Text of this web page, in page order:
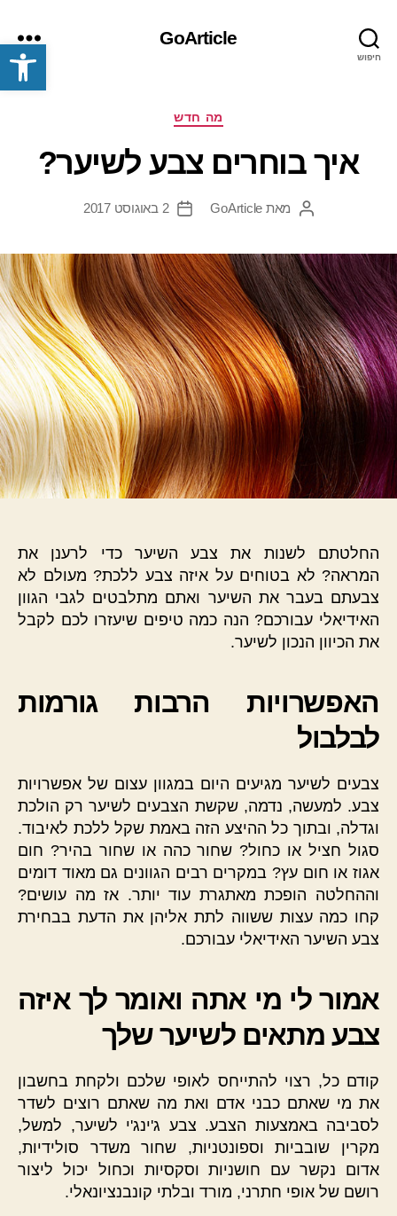
פתח סרגל נגישות חיפוש
GoArticle
תפריט
קטגוריותמה חדש
איך בוחרים צבע לשיער?
המחבר
מאת GoArticle
תאריך
2 באוגוסט 2017
החלטתם לשנות את צבע השיער כדי לרענן את
המראה? לא בטוחים על איזה צבע ללכת? מעולם לא
צבעתם בעבר את השיער ואתם מתלבטים לגבי הגוון
האידיאלי עבורכם? הנה כמה טיפים שיעזרו לכם לקבל
את הכיוון הנכון לשיער.
האפשרויות הרבות גורמות
לבלבול
צבעים לשיער מגיעים היום במגוון עצום של אפשרויות
צבע. למעשה, נדמה, שקשת הצבעים לשיער רק הולכת
וגדלה, ובתוך כל ההיצע הזה באמת שקל ללכת לאיבוד.
סגול חציל או כחול? שחור כהה או שחור בהיר? חום
אגוז או חום עץ? במקרים רבים הגוונים גם מאוד דומים
וההחלטה הופכת מאתגרת עוד יותר. אז מה עושים?
קחו כמה עצות ששווה לתת אליהן את הדעת בבחירת
צבע השיער האידיאלי עבורכם.
אמור לי מי אתה ואומר לך איזה
צבע מתאים לשיער שלך
קודם כל, רצוי להתייחס לאופי שלכם ולקחת בחשבון
את מי שאתם כבני אדם ואת מה שאתם רוצים לשדר
לסביבה באמצעות הצבע. צבע ג'ינג'י לשיער, למשל,
מקרין שובביות וספונטניות, שחור משדר סולידיות,
אדום נקשר עם חושניות וסקסיות וכחול יכול ליצור
רושם של אופי חתרני, מורד ובלתי קונבנציונאלי.